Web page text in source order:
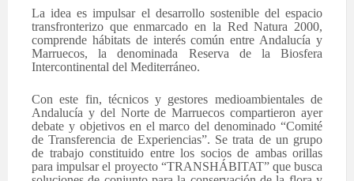
La idea es impulsar el desarrollo sostenible del espacio
transfronterizo que enmarcado en la Red Natura 2000,
comprende hábitats de interés común entre Andalucía y
Marruecos, la denominada Reserva de la Biosfera
Intercontinental del Mediterráneo.
Con este fin, técnicos y gestores medioambientales de
Andalucía y del Norte de Marruecos compartieron ayer
debate y objetivos en el marco del denominado “Comité
de Transferencia de Experiencias”. Se trata de un grupo
de trabajo constituido entre los socios de ambas orillas
para impulsar el proyecto “TRANSHÁBITAT” que busca